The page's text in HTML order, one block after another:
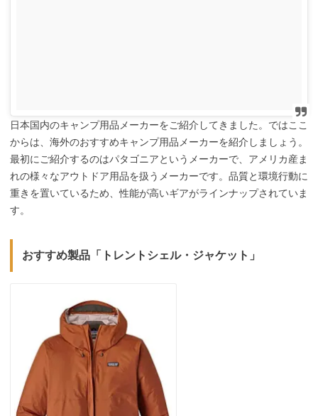
日本国内のキャンプ用品メーカーをご紹介してきました。ではここ
からは、海外のおすすめキャンプ用品メーカーを紹介しましょう。
最初にご紹介するのはパタゴニアというメーカーで、アメリカ産ま
れの様々なアウトドア用品を扱うメーカーです。品質と環境行動に
重きを置いているため、性能が高いギアがラインナップされていま
す。
おすすめ製品「トレントシェル・ジャケット」